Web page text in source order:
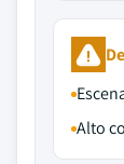
Alto